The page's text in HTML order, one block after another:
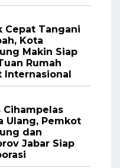
Cepat Tangani
Kota
Makin Siap
Rumah
Internasional
Cihampelas
Ulang, Pemkot
dan
Jabar Siap